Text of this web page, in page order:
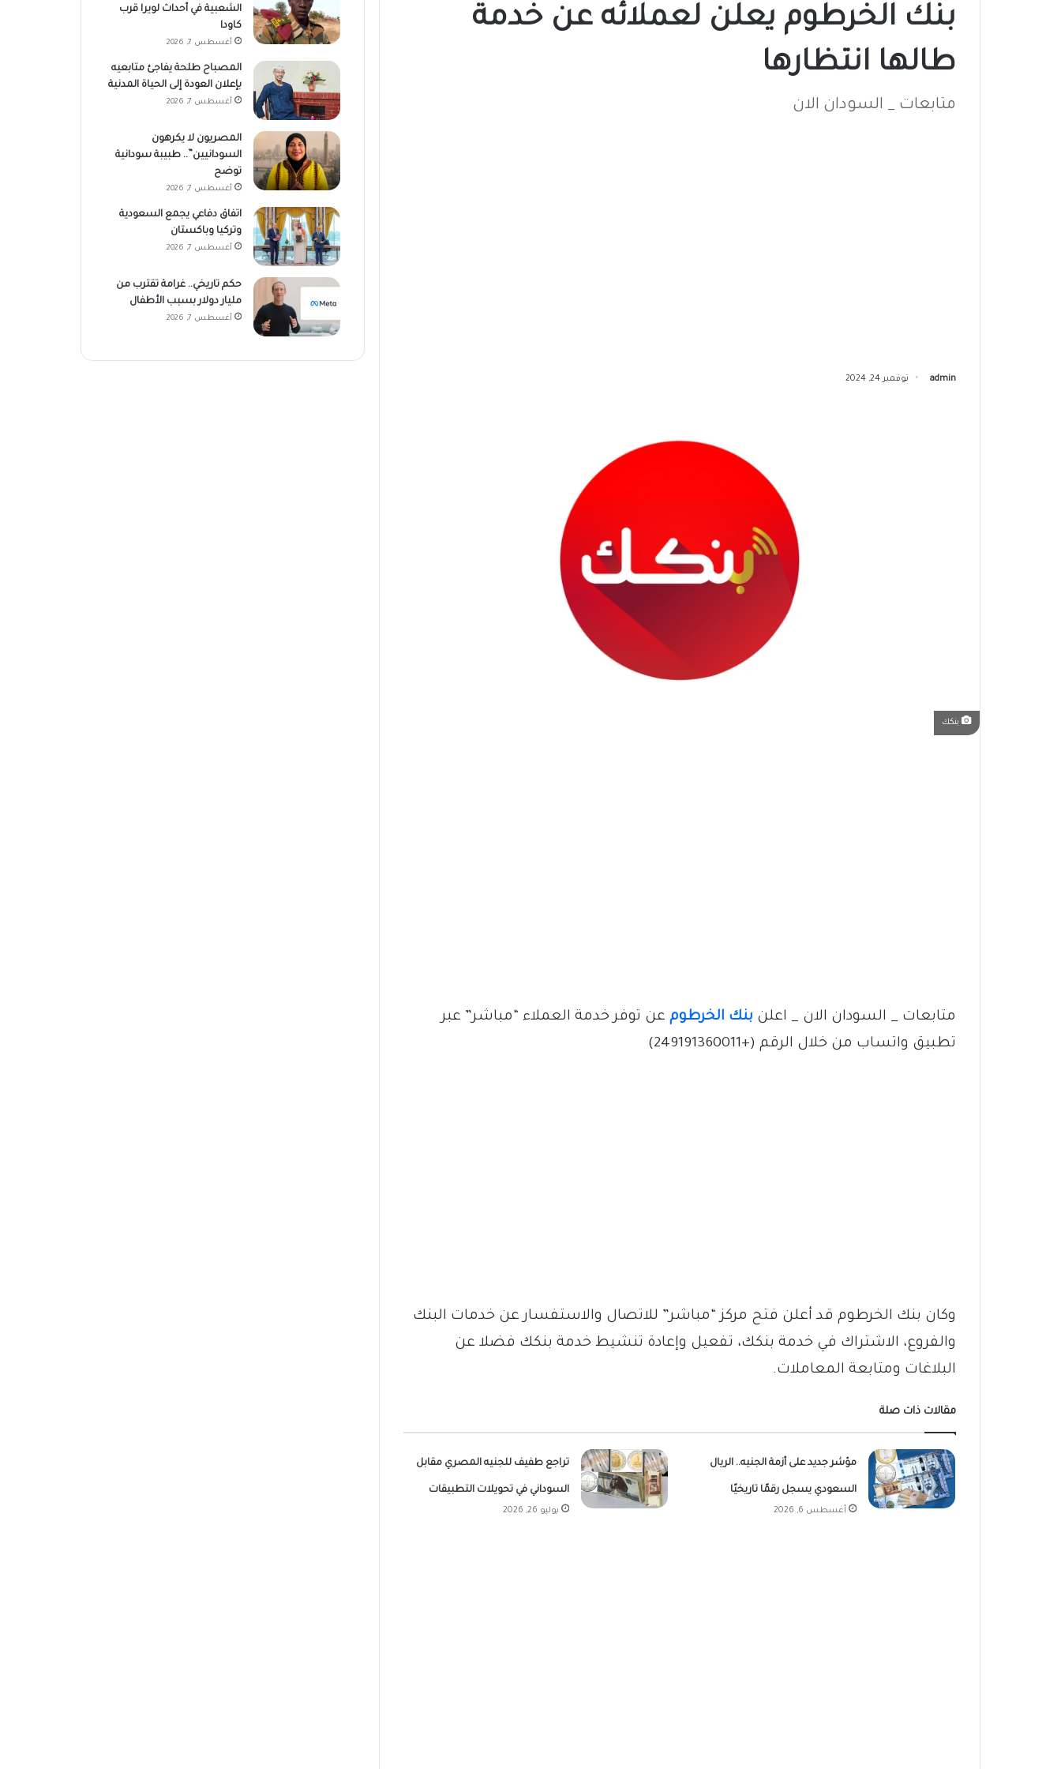
بنك الخرطوم يعلن لعملائه عن خدمة
طالها انتظارها
متابعات _ السودان الان
admin نوفمبر 24, 2024
بنكك
متابعات _ السودان الان _ اعلن بنك الخرطوم عن توفر خدمة العملاء “مباشر” عبر
تطبيق واتساب من خلال الرقم (+249191360011)
وكان بنك الخرطوم قد أعلن فتح مركز “مباشر” للاتصال والاستفسار عن خدمات البنك
والفروع، الاشتراك في خدمة بنكك، تفعيل وإعادة تنشيط خدمة بنكك فضلا عن
البلاغات ومتابعة المعاملات.
مقالات ذات صلة
مؤشر جديد على أزمة الجنيه.. الريال
السعودي يسجل رقمًا تاريخيًا
أغسطس 6, 2026
تراجع طفيف للجنيه المصري مقابل
السوداني في تحويلات التطبيقات
يوليو 26, 2026
الشعبية في أحداث لويرا قرب
كاودا
أغسطس 7, 2026
المصباح طلحة يفاجئ متابعيه
بإعلان العودة إلى الحياة المدنية
أغسطس 7, 2026
المصريون لا يكرهون
السودانيين”.. طبيبة سودانية
توضح
أغسطس 7, 2026
اتفاق دفاعي يجمع السعودية
وتركيا وباكستان
أغسطس 7, 2026
حكم تاريخي.. غرامة تقترب من
مليار دولار بسبب الأطفال
أغسطس 7, 2026